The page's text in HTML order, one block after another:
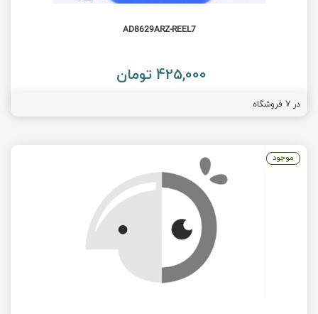
AD8629ARZ-REEL7
425,000 تومان
در 7 فروشگاه
موجود